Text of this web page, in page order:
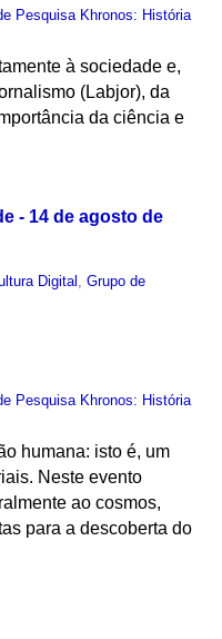
Pesquisa Khronos: História
à sociedade e,
(Labjor), da
da ciência e
- 14 de agosto de
Digital ,Grupo de
Pesquisa Khronos: História
humana: isto é, um
Neste evento
ao cosmos,
para a descoberta do